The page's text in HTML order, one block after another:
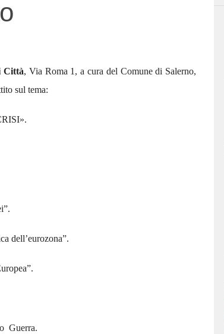
Città, Via Roma 1, a cura del Comune di Salerno,
sul tema:
».
dell’eurozona”.
Guerra.